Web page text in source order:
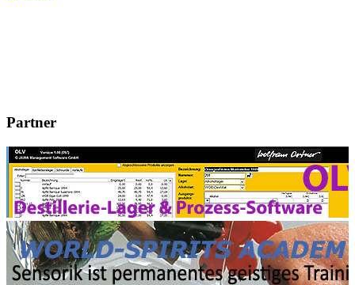
Partner